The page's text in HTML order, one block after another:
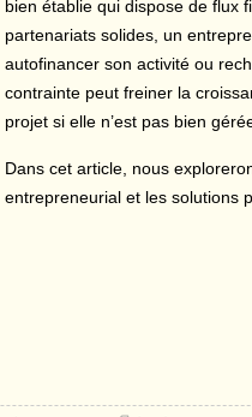
bien établie qui dispose de flux
partenariats solides, un
autofinancer son activité ou
contrainte peut freiner la
projet si elle n’est pas bien
Dans cet article, nous
entrepreneurial et les solutions